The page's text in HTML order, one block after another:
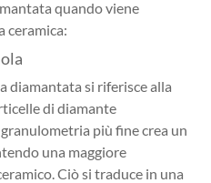
quando viene
ceramica:
diamantata si riferisce alla
di diamante
più fine crea un
una maggiore
Ciò si traduce in una